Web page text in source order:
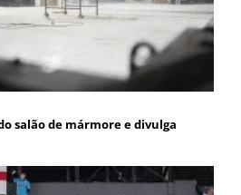
salão de mármore e divulga